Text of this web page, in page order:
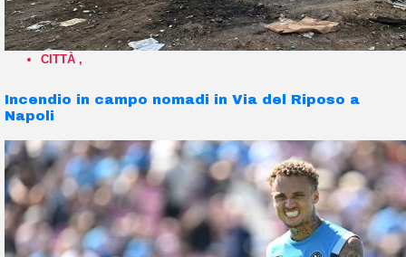
CITTÀ ,
Incendio in campo nomadi in Via del Riposo a
Napoli